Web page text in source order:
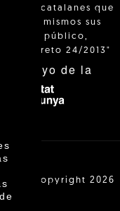
catalanes que
ellos mismos sus
al público,
el Decreto 24/2013"
apoyo de la
| Copyright 2026